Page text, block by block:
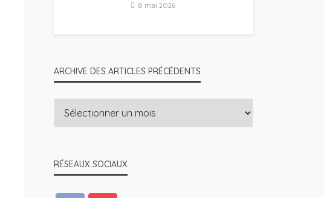
8 mai 2026
ARCHIVE DES ARTICLES PRÉCÉDENTS
RÉSEAUX SOCIAUX